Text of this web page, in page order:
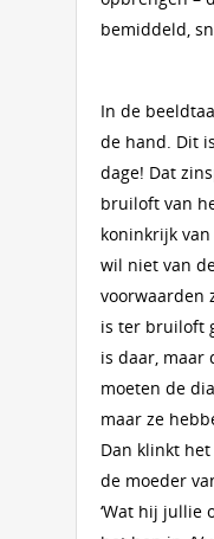
bemiddeld,
In de
de hand. Dit
dage! Dat
bruiloft van
koninkrijk
wil niet van
voorwaarden
is ter bruiloft
is daar, maar
moeten de
maar ze
Dan klinkt
de moeder
‘Wat hij jullie